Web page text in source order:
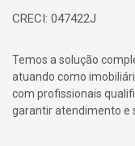
CRECI: 047422J
Temos a solução
atuando como
com profissionais
garantir atendimento e